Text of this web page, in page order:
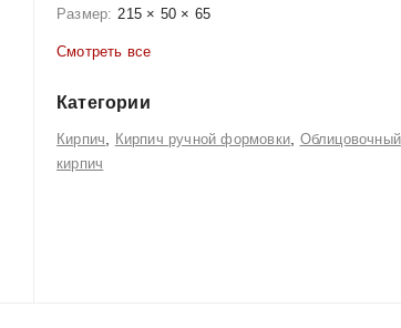
Размер: 215 × 50 × 65
Смотреть все
Категории
Кирпич Кирпич ручной формовки Облицовочный
кирпич